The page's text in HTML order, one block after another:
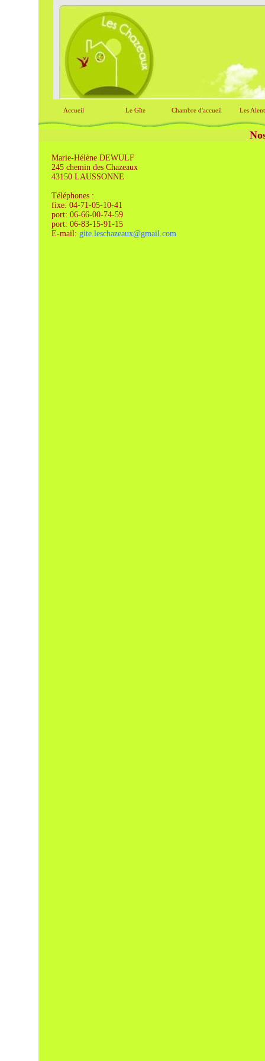
Accueil Le Gîte Chambre d'accueil Les
Marie-Hélène DEWULF
245 chemin des Chazeaux
43150 LAUSSONNE
Téléphones :
fixe: 04-71-05-10-41
port: 06-66-00-74-59
port: 06-83-15-91-15
E-mail: gite.leschazeaux@gmail.com